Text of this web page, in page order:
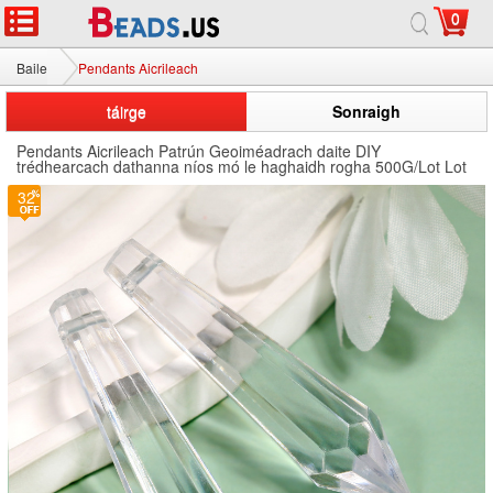
0
Baile Pendants Aicrileach
táirge
Sonraigh
Pendants Aicrileach Patrún Geoiméadrach daite DIY
trédhearcach dathanna níos mó le haghaidh rogha 500G/Lot Lot
32